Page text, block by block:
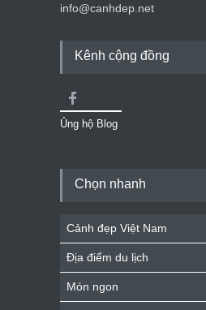
info@canhdep.net
Kênh cộng đồng
Ủng hộ Blog
Chọn nhanh
Cảnh đẹp Việt Nam
Địa điểm du lịch
Món ngon